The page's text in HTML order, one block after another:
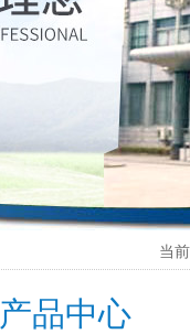
当
产品中心